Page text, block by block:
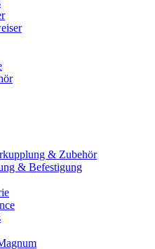
& Zubehör
& Befestigung